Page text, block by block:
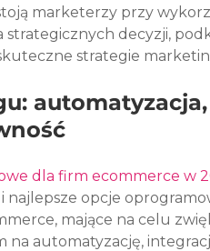
marketerzy przy
decyzji,
strategie
automatyzacja,
dla firm ecommerce w
opcje
mające na celu
na automatyzację,